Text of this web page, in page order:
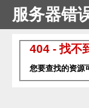
服务器错
404 - 找不
您要查找的资源